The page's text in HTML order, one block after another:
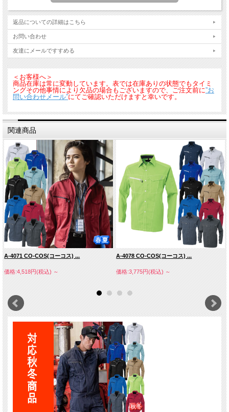
■素材：ソフトライトツイル
（ポリエステル６５％・綿３５％）
・樹脂ドットボタン
・樹脂穴ボタン（左後）
■A-4073 ノータックスラックス サイズ表 男性シルエット
ウエスト 70 73 76 79 82 85 88 91 95 100 106 112
120
股下
80 80 80 80 80 80 80 80 80 80 80 80 80
■A-4073 ノータックスラックス サイズ表 女性シルエット
ウエストヌード寸法 62
66
ウエスト（仕上がり寸法）
72
ヒップ
股下
76
返品についての詳細はこちら
お問い合わせ
友達にメールですすめる
＜お客様へ＞
商品在庫は常に変動しています。表では在庫ありの状態でもタイミ
ングその他事情により欠品の場合もございますので、ご注文前に”お
問い合わせメール”にてご確認いただけますと幸いです。
関連商品
A-4071 CO-COS(コーコス) ...
価格:4,518円(税込)～
A-4078 CO-COS(コーコス) ...
価格:3,775円(税込)～